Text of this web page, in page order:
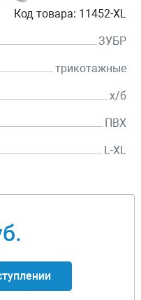
Код товара: 11452-XL
ЗУБР
трикотажные
х/б
ПВХ
L-XL